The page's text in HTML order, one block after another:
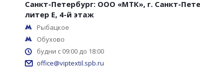
Санкт-Петербург: ООО «МТК», г. Санкт-
литер Е, 4-й этаж
Рыбацкое
Обухово
будни с 09:00 до 18:00
office@viptextil.spb.ru